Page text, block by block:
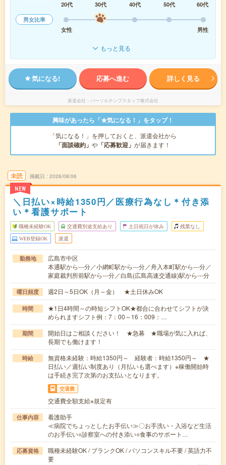
20代
30代 40代 50代
60代
男女比率
女性
男性
もっと見る
気になる! 応募へ進む 詳しく見る
派遣会社 パーソルテンプスタッフ株式会社
興味があったら「★気になる！」をタップ！
「気になる！」を押しておくと、派遣会社から
「面談確約」 や 「応募歓迎」 が届きます！
未読
NEW
掲載日 2026/08/06
＼日払い×時給1350円／医療行為なし＊付き添
い＊看護サポート
職種未経験OK 交通費別途支給あり 土日祝日が休み 残業なし
WEB登録OK 派遣
勤務地
広島市中区
本通駅から---分／小網町駅から---分／舟入本町駅から---分／
家庭裁判所前駅から---分／白島(広島高速交通線)駅から---分
曜日頻度 週2日～5日OK（月～金） ★土日休みOK
時間
★1日4時間～の時短シフトOK★都合に合わせてシフトが決
められますシフト例：7：00～16：009：…
期間
開始日はご相談ください！ ★急募 ★職場が気に入れば、
長期でも働けます！
時給
無資格未経験：時給1350円～ 経験者：時給1350円～ ★
日払い／週払い制度あり（月払いも選べます）※稼働開始時
は手続き完了次第のお支払いとなります。
交通費
交通費全額支給※規定有
仕事内容
看護助手
≪病院でちょっとしたお手伝い≫〇お手洗い・入浴など生活
のお手伝い○診察室への付き添い○食事のサポート…
応募資格
職種未経験OK / ブランクOK / パソコンスキル不要 / 英語力不
要